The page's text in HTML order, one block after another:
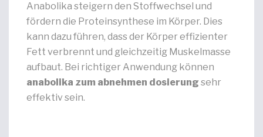
Anabolika steigern den Stoffwechsel und
fördern die Proteinsynthese im Körper. Dies
kann dazu führen, dass der Körper effizienter
Fett verbrennt und gleichzeitig Muskelmasse
aufbaut. Bei richtiger Anwendung können
anabolika zum abnehmen dosierung sehr
effektiv sein.